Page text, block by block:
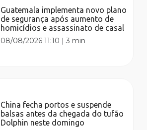
Guatemala implementa novo plano
de segurança após aumento de
homicídios e assassinato de casal
08/08/2026 11:10 |3 min
China fecha portos e suspende
balsas antes da chegada do tufão
Dolphin neste domingo